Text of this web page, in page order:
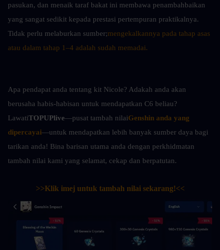
pasukan, dan menaik taraf bakat ini membawa penambahbaikan
yang sangat sedikit kepada prestasi pertempuran praktikalnya.
Tidak perlu melaburkan sumber;mengekalkannya pada tahap asas
atau dalam tahap 1–4 adalah sudah memadai.
Apa pendapat anda tentang kit Nicole? Adakah anda akan
berusaha habis-habisan untuk mendapatkan C6 beliau?
LawatiTOPUPlive—pusat tambah nilaiGenshin anda yang
dipercayai—untuk mendapatkan lebih banyak sumber daya bagi
tarikan anda! Bina barisan utama anda dengan perkhidmatan
tambah nilai kami yang selamat, cekap dan berpatutan.
>>Klik imej untuk tambah nilai sekarang!<<